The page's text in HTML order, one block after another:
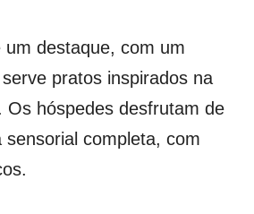
um destaque, com um
pratos inspirados na
Os hóspedes desfrutam de
sensorial completa, com